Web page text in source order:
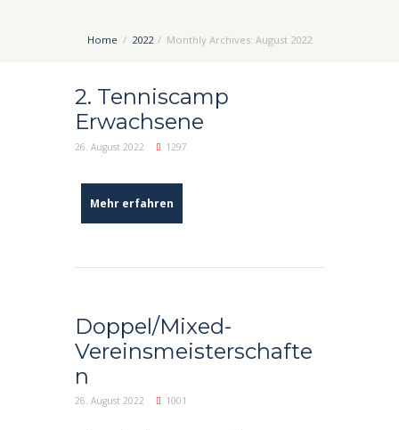
Home 2022 Monthly Archives: August 2022
2. Tenniscamp
Erwachsene
26. August 2022 1297
Mehr erfahren
Doppel/Mixed-
Vereinsmeisterschafte
n
26. August 2022 1001